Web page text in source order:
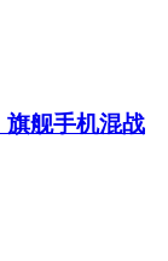
旗舰手机混战